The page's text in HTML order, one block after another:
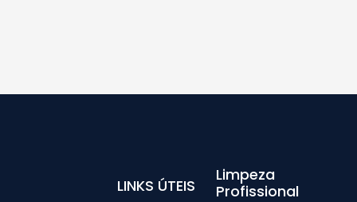
Limpeza
Profissional
LINKS ÚTEIS